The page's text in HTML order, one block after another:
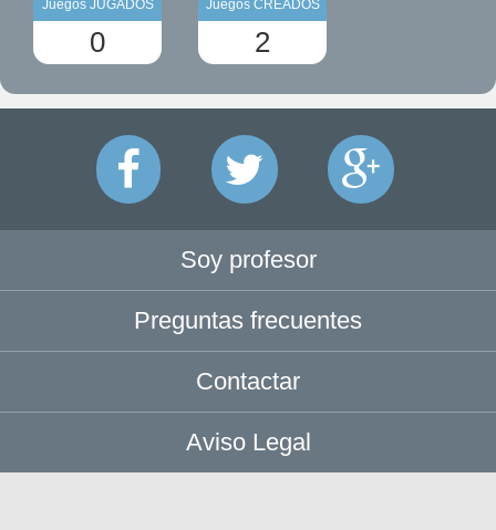
Juegos JUGADOS
0
Juegos CREADOS
2
Soy profesor
Preguntas frecuentes
Contactar
Aviso Legal